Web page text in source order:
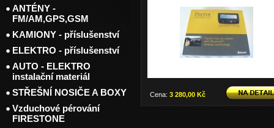
Cena: 3 280,00 Kč
ANTÉNY -
FM/AM,GPS,GSM
KAMIONY - příslušenství
ELEKTRO - příslušenství
AUTO - ELEKTRO
instalační materiál
STŘEŠNÍ NOSIČE A BOXY
Vzduchové pérování
FIRESTONE